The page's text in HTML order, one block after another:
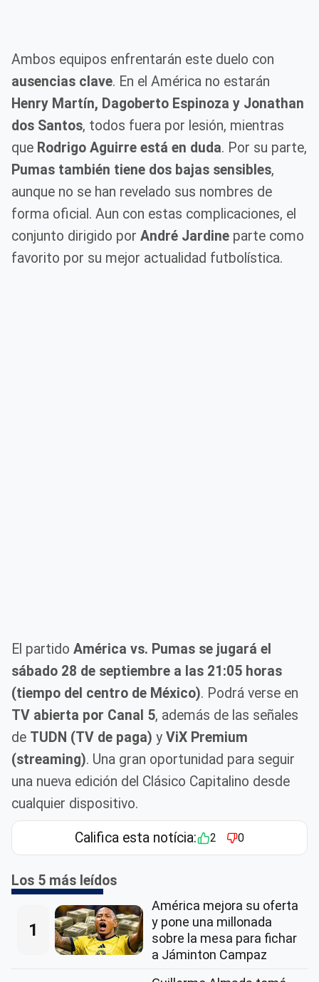
Ambos equipos enfrentarán este duelo con
ausencias clave. En el América no estarán
Henry Martín, Dagoberto Espinoza y Jonathan
dos Santos, todos fuera por lesión, mientras
que Rodrigo Aguirre está en duda. Por su parte,
Pumas también tiene dos bajas sensibles,
aunque no se han revelado sus nombres de
forma oficial. Aun con estas complicaciones, el
conjunto dirigido por André Jardine parte como
favorito por su mejor actualidad futbolística.
El partido América vs. Pumas se jugará el
sábado 28 de septiembre a las 21:05 horas
(tiempo del centro de México). Podrá verse en
TV abierta por Canal 5, además de las señales
de TUDN (TV de paga) y ViX Premium
(streaming). Una gran oportunidad para seguir
una nueva edición del Clásico Capitalino desde
cualquier dispositivo.
Califica esta notícia: 2 0
Los 5 más leídos
1
América mejora su oferta
y pone una millonada
sobre la mesa para fichar
a Jáminton Campaz